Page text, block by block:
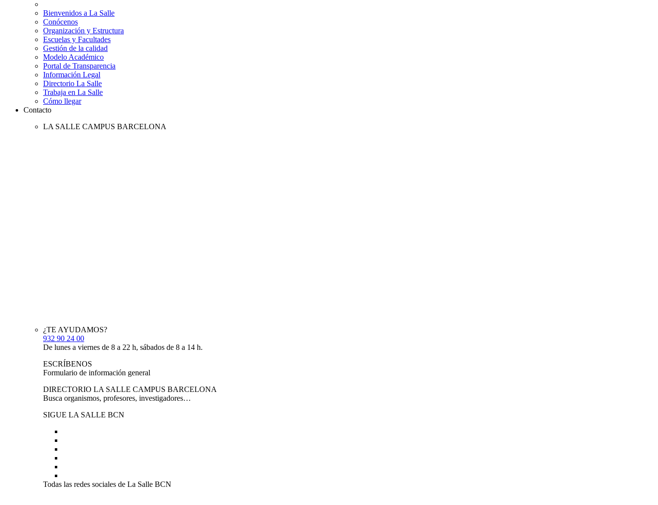
Bienvenidos a La Salle
Conócenos
Organización y Estructura
Escuelas y Facultades
Gestión de la calidad
Modelo Académico
Portal de Transparencia
Información Legal
Directorio La Salle
Trabaja en La Salle
Cómo llegar
Contacto
LA SALLE CAMPUS BARCELONA
¿TE AYUDAMOS?
932 90 24 00
De lunes a viernes de 8 a 22 h, sábados de 8 a 14 h.
ESCRÍBENOS
Formulario de información general
DIRECTORIO LA SALLE CAMPUS BARCELONA
Busca organismos, profesores, investigadores…
SIGUE LA SALLE BCN
Todas las redes sociales de La Salle BCN